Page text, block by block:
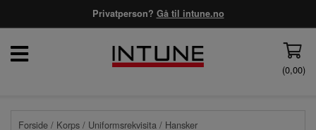
Privatperson? Gå til intune.no
(0,00)
Forside / Korps / Uniformsrekvisita / Hansker